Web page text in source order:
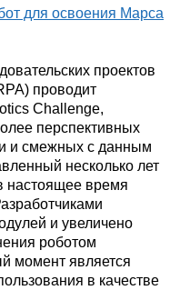
проектов
проводит
Challenge,
перспективных
и смежных с данным
несколько лет
настоящее время
и увеличено
роботом
момент является
в качестве